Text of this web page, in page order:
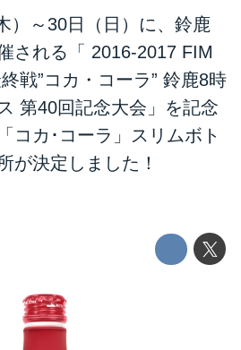
）～30日（日）に、鈴鹿
される「 2016-2017 FIM
戦”コカ・コーラ” 鈴鹿8時
第40回記念大会」を記念
コカ･コーラ」スリムボト
が決定しました！